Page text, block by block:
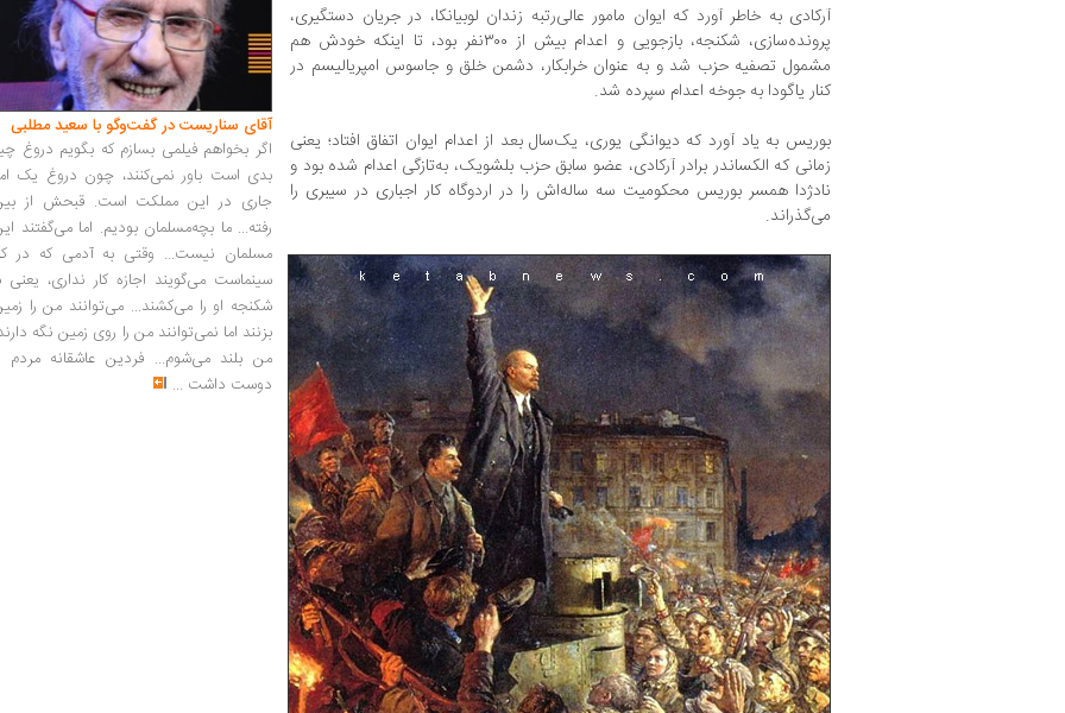
آرکادی به خاطر آورد که ایوان مامور عالی‌رتبه زندان لوبیانکا، در جریان دستگیری،
پرونده‌سازی، شکنجه، بازجویی و اعدام بیش از ۳۰۰نفر بود، تا اینکه خودش هم
مشمول تصفیه حزب شد و به عنوان خرابکار، دشمن خلق و جاسوس امپریالیسم در
کنار یاگودا به جوخه اعدام سپرده شد.
بوریس به یاد آورد که دیوانگی یوری، یک‌سال بعد از اعدام ایوان اتفاق افتاد؛ یعنی
زمانی که الکساندر برادر آرکادی، عضو سابق حزب بلشویک، به‌تازگی اعدام شده بود و
نادژدا همسر بوریس محکومیت سه ساله‌اش را در اردوگاه کار اجباری در سیبری را
می‌گذراند.
آقای سناریست در گفت‌وگو با سعید مطلبی
اگر بخواهم فیلمی بسازم که بگویم دروغ
بدی است باور نمی‌کنند، چون دروغ یک
جاری در این مملکت است. قبحش از
رفته... ما بچه‌مسلمان بودیم. اما می‌گفتند
مسلمان نیست... وقتی به آدمی که در
سینماست می‌گویند اجازه کار نداری، یعنی
شکنجه او را می‌کشند... می‌توانند من را
بزنند اما نمی‌توانند من را روی زمین نگه
من بلند می‌شوم... فردین عاشقانه مردم
دوست داشت ...